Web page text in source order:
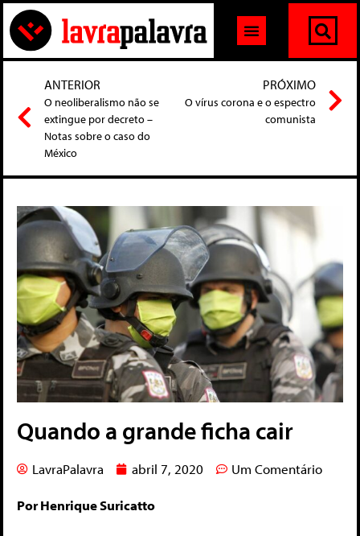
ANTERIOR
O neoliberalismo não se
extingue por decreto –
Notas sobre o caso do
México
PRÓXIMO
O vírus corona e o espectro
comunista
Quando a grande ficha cair
LavraPalavra abril 7, 2020 Um Comentário
Por Henrique Suricatto